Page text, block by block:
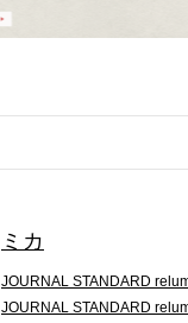
ミカ
JOURNAL STANDARD
JOURNAL STANDARD